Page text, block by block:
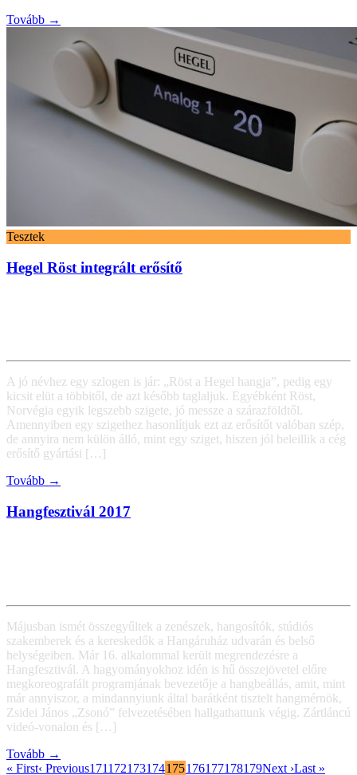
Tovább →
Tesztek
Hegel Röst integrált erősítő
A jó névhez egy szlogen is jár: „Röst a Hegel hangja”, pedig egy
kicsit elüt a többitől, de azt később taglaljuk. Egyébként Röst,
Norvégia egyik legszebb szigete, jó messze a szárazföldtől.
Amennyiben egy szigethez hasonlítjuk ezt az erősítőt valóban szép,
de annyira nem külön álló, mint egy sziget, hiszen jól beleillik a cég
erősítő gyártási […]
Tovább →
Hangfesztivál 2017
Májusban ismét összegyűltek a zenészek, hangosítók, stúdiós
szakemberek és a kereskedők a Hangáruház udvarán és belső
helységeiben. Már 16. alkalommal került megrendezésre a
Hangfesztivál. A hagyományokhoz idén is hű összejövetel előre
megkoreografált programjának bevezetője a hangbeállás, amit, mint
már annyiszor, a mindannyiunk által barátként tisztelt hangmérnök,
Zsidei János „Zsonó” felvezetésében hallgathattunk végig. Zártláncú
videó-vonalon és […]
Tovább →
« First‹ Previous171172173174175176177178179Next ›Last »